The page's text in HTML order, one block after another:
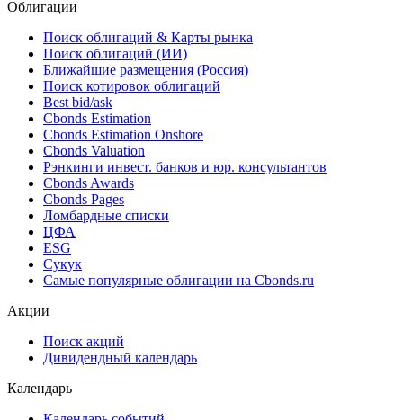
Облигации
Поиск облигаций & Карты рынка
Поиск облигаций (ИИ)
Ближайшие размещения (Россия)
Поиск котировок облигаций
Best bid/ask
Cbonds Estimation
Cbonds Estimation Onshore
Cbonds Valuation
Рэнкинги инвест. банков и юр. консультантов
Cbonds Awards
Cbonds Pages
Ломбардные списки
ЦФА
ESG
Сукук
Самые популярные облигации на Cbonds.ru
Акции
Поиск акций
Дивидендный календарь
Календарь